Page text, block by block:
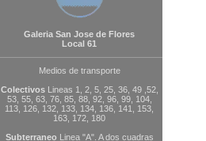
Galeria San Jose de Flores
Local 61
Medios de transporte
ColectivosLineas 1, 2, 5, 25, 36, 49 ,52,
53, 55, 63, 76, 85, 88, 92, 96, 99, 104,
113, 126, 132, 133, 134, 136, 141, 153,
163, 172, 180
Subterraneo Linea "A". A dos cuadras